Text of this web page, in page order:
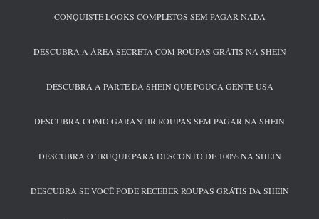
CONQUISTE LOOKS COMPLETOS SEM PAGAR NADA
DESCUBRA A ÁREA SECRETA COM ROUPAS GRÁTIS NA SHEIN
DESCUBRA A PARTE DA SHEIN QUE POUCA GENTE USA
DESCUBRA COMO GARANTIR ROUPAS SEM PAGAR NA SHEIN
DESCUBRA O TRUQUE PARA DESCONTO DE 100% NA SHEIN
DESCUBRA SE VOCÊ PODE RECEBER ROUPAS GRÁTIS DA SHEIN